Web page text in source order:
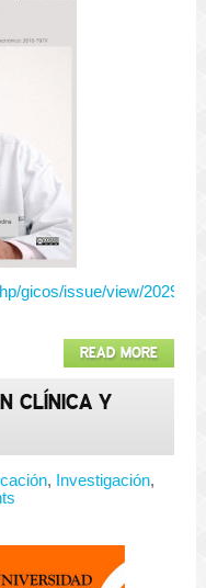
gicos/issue/view/2029/
READ MORE
CLÍNICA Y
, Investigación,